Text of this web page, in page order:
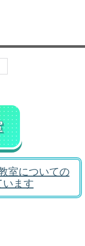
室についての
います